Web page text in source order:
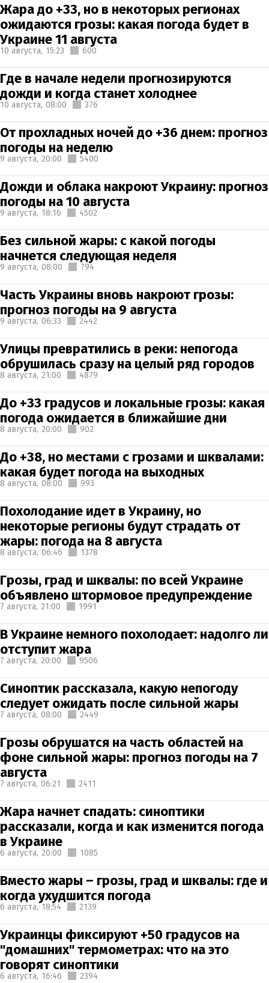
Жара до +33, но в некоторых регионах
ожидаются грозы: какая погода будет в
Украине 11 августа
10 августа, 15:23 600
Где в начале недели прогнозируются
дожди и когда станет холоднее
10 августа, 08:00 376
От прохладных ночей до +36 днем: прогноз
погоды на неделю
9 августа, 20:00 5400
Дожди и облака накроют Украину: прогноз
погоды на 10 августа
9 августа, 18:16 4502
Без сильной жары: с какой погоды
начнется следующая неделя
9 августа, 08:00 794
Часть Украины вновь накроют грозы:
прогноз погоды на 9 августа
9 августа, 06:33 2442
Улицы превратились в реки: непогода
обрушилась сразу на целый ряд городов
8 августа, 21:00 4879
До +33 градусов и локальные грозы: какая
погода ожидается в ближайшие дни
8 августа, 20:00 902
До +38, но местами с грозами и шквалами:
какая будет погода на выходных
8 августа, 08:00 993
Похолодание идет в Украину, но
некоторые регионы будут страдать от
жары: погода на 8 августа
8 августа, 06:46 1378
Грозы, град и шквалы: по всей Украине
объявлено штормовое предупреждение
7 августа, 21:00 1991
В Украине немного похолодает: надолго ли
отступит жара
7 августа, 20:00 9506
Синоптик рассказала, какую непогоду
следует ожидать после сильной жары
7 августа, 08:00 2449
Грозы обрушатся на часть областей на
фоне сильной жары: прогноз погоды на 7
августа
7 августа, 06:21 2411
Жара начнет спадать: синоптики
рассказали, когда и как изменится погода
в Украине
6 августа, 20:00 1085
Вместо жары – грозы, град и шквалы: где и
когда ухудшится погода
6 августа, 18:54 2139
Украинцы фиксируют +50 градусов на
"домашних" термометрах: что на это
говорят синоптики
6 августа, 16:46 2394